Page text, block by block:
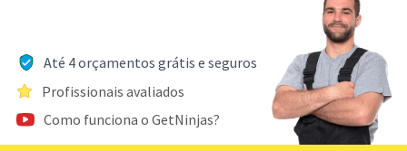
Até 4 orçamentos grátis e seguros
Profissionais avaliados
Como funciona o GetNinjas?